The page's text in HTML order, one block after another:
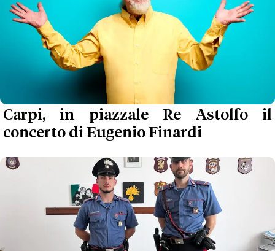
Carpi, in piazzale Re Astolfo il
concerto di Eugenio Finardi